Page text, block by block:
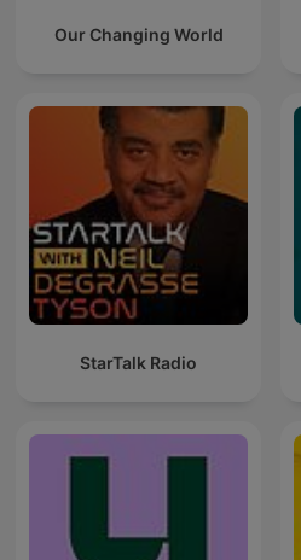
Our Changing World
StarTalk Radio